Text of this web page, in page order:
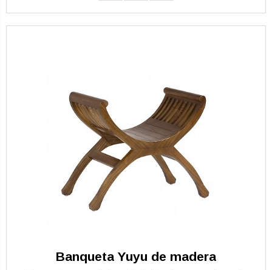
Banqueta Yuyu de madera